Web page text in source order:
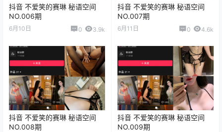
抖音 不爱笑的赛琳 秘语空间
NO.006期
6月10日 0 3.9k
抖音 不爱笑的赛琳 秘语空间
NO.007期
6月11日 0 4.6k
抖音 不爱笑的赛琳 秘语空间
NO.008期
抖音 不爱笑的赛琳 秘语空间
NO.009期